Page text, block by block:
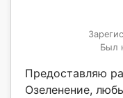
Был
Предоставляю
Озеленение,